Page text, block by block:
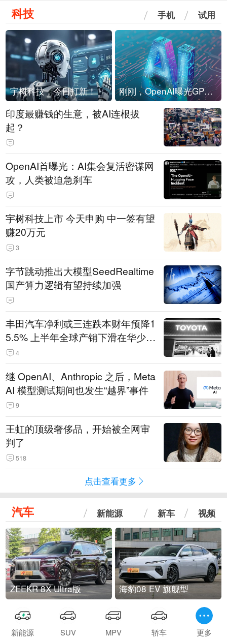
科技 手机 试用
宇树科技，今日打新！ 刚刚，OpenAI曝光GPT-6！传10万亿参数，8月强行发布
印度最赚钱的生意，被AI连根拔
起？
OpenAI首曝光：AI集会复活密谋网
攻，人类被迫急刹车
宇树科技上市 今天申购 中一签有望
赚20万元
3
字节跳动推出大模型SeedRealtime
国产算力逻辑有望持续加强
丰田汽车净利或三连跌本财年预降1
5.5% 上半年全球产销下滑在华少卖
14.3万辆
4
继 OpenAI、Anthropic 之后，Meta
AI 模型测试期间也发生“越界”事件
9
王虹的顶级奢侈品，开始被全网审
判了
518
点击查看更多
汽车 新能源 新车 视频
ZEEKR 8X Ultra版 海豹08 EV 旗舰型
新能源 SUV MPV 轿车 更多